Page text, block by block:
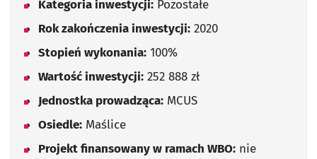
Kategoria inwestycji: Pozostałe
Rok zakończenia inwestycji: 2020
Stopień wykonania: 100%
Wartość inwestycji: 252 888 zł
Jednostka prowadząca: MCUS
Osiedle: Maślice
Projekt finansowany w ramach WBO: nie